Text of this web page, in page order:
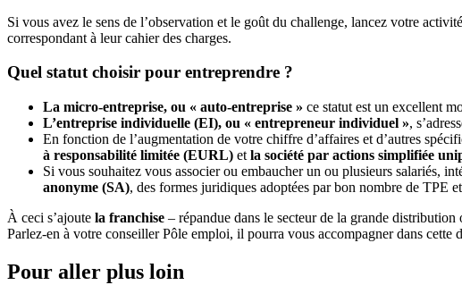
Si vous avez le sens de l’observation et le goût du challenge, lancez votre
correspondant à leur cahier des charges.
Quel statut choisir pour entreprendre ?
La micro-entreprise, ou « auto-entreprise » ce statut est un excellent
L’entreprise individuelle (EI), ou « entrepreneur individuel »,
En fonction de l’augmentation de votre chiffre d’affaires et d’autres
à responsabilité limitée (EURL) et la société par actions simplifiée
Si vous souhaitez vous associer ou embaucher un ou plusieurs salariés,
anonyme (SA), des formes juridiques adoptées par bon nombre de TPE
À ceci s’ajoute la franchise – répandue dans le secteur de la grande
Parlez-en à votre conseiller Pôle emploi, il pourra vous accompagner dans cette
Pour aller plus loin